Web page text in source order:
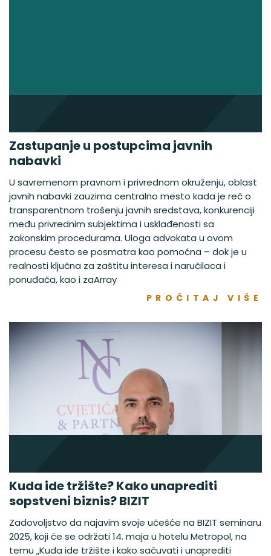
Zastupanje u postupcima javnih
nabavki
U savremenom pravnom i privrednom okruženju, oblast
javnih nabavki zauzima centralno mesto kada je reč o
transparentnom trošenju javnih sredstava, konkurenciji
među privrednim subjektima i usklađenosti sa
zakonskim procedurama. Uloga advokata u ovom
procesu često se posmatra kao pomoćna – dok je u
realnosti ključna za zaštitu interesa i naručilaca i
ponuđača, kao i zaArray
PROČITAJ VIŠE
Kuda ide tržište? Kako unaprediti
sopstveni biznis? BIZIT
Zadovoljstvo da najavim svoje učešće na BIZIT seminaru
2025, koji će se održati 14. maja u hotelu Metropol, na
temu „Kuda ide tržište i kako sačuvati i unaprediti